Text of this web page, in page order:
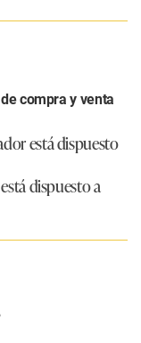
compra y venta
está dispuesto
dispuesto a